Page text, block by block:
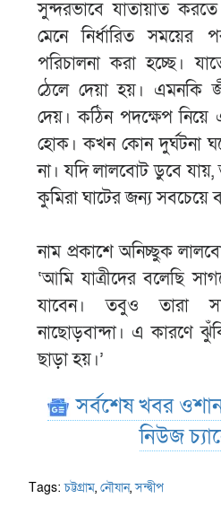
সুন্দরভাবে যাতায়াত
মেনে নির্ধারিত সময়ের
পরিচালনা করা হচ্ছে।
ঠেলে দেয়া হয়। এমনকি
দেয়। কঠিন পদক্ষেপ
হোক। কখন কোন দুর্ঘটনা
না। যদি লালবোট ডুবে যায়,
কুমিরা ঘাটের জন্য সবচেয়ে
নাম প্রকাশে অনিচ্ছুক
‘আমি যাত্রীদের বলেছি
যাবেন। তবুও তারা
নাছোড়বান্দা। এ কারণে
ছাড়া হয়।’
সর্বশেষ খবর
নিউজ
Tags:চট্টগ্রাম,নৌযান,সন্দ্বীপ